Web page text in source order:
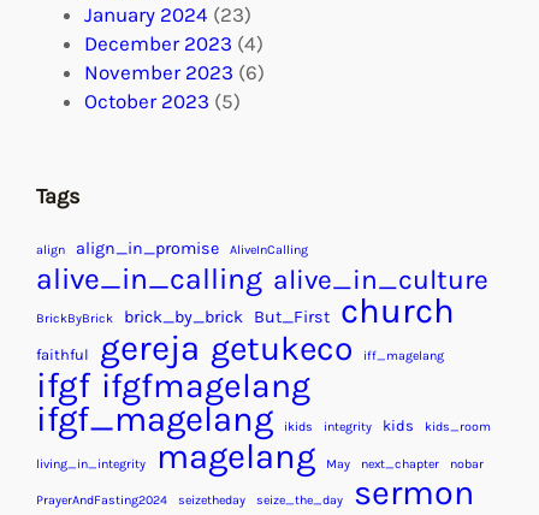
January 2024 (23)
December 2023 (4)
November 2023 (6)
October 2023 (5)
Tags
align align_in_promise AliveInCalling
alive_in_calling alive_in_culture
BrickByBrick brick_by_brick But_First church
faithful gereja getukeco iff_magelang
ifgf ifgfmagelang
ifgf_magelang ikids integrity kids kids_room
living_in_integrity magelang May next_chapter nobar
PrayerAndFasting2024 seizetheday seize_the_day sermon